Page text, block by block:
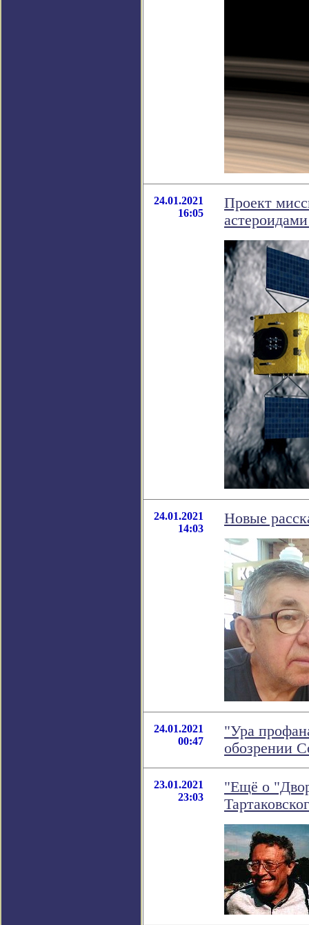
24.01.2021
16:05
Проект
24.01.2021
14:03
Новые
24.01.2021
00:47
"Ура
обозрении
23.01.2021
23:03
"Ещё о